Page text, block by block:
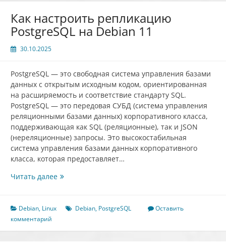
AlmaLinux
9
Как настроить репликацию
PostgreSQL на Debian 11
30.10.2025
PostgreSQL — это свободная система управления базами
данных с открытым исходным кодом, ориентированная
на расширяемость и соответствие стандарту SQL.
PostgreSQL — это передовая СУБД (система управления
реляционными базами данных) корпоративного класса,
поддерживающая как SQL (реляционные), так и JSON
(нереляционные) запросы. Это высокостабильная
система управления базами данных корпоративного
класса, которая предоставляет…
Читать далееКак
PostgreSQL
Debian
Debian, Linux Debian, PostgreSQL
Оставить
комментарий